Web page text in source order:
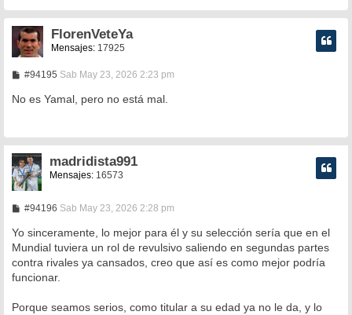
FlorenVeteYa
Mensajes: 17925
#94195M
n
e
Sab May 23, 2026 2:23 pm
No es Yamal, pero no está mal.
madridista991
Mensajes: 16573
#94196M
n
a
j
e
Sab May 23, 2026 2:28 pm
Yo sinceramente, lo mejor para él y su selección sería que en el
Mundial tuviera un rol de revulsivo saliendo en segundas partes
contra rivales ya cansados, creo que así es como mejor podría
funcionar.
Porque seamos serios, como titular a su edad ya no le da, y lo